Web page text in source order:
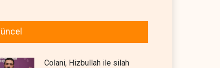
Colani, Hizbullah ile silah